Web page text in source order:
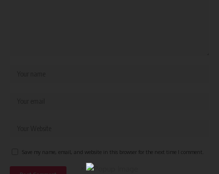
Save my name, email, and website in this browser for the next time I comment.